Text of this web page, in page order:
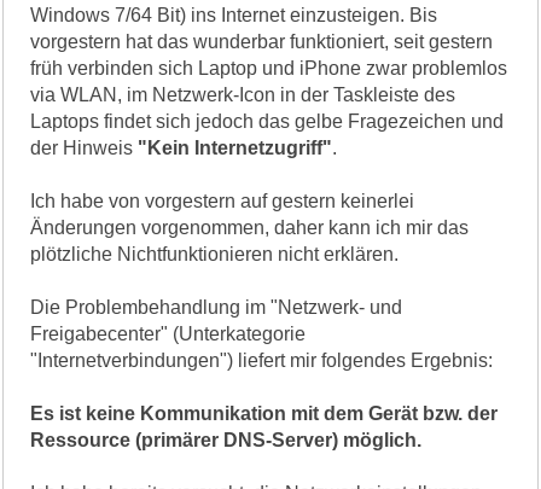
Windows 7/64 Bit) ins Internet einzusteigen. Bis
vorgestern hat das wunderbar funktioniert, seit gestern
früh verbinden sich Laptop und iPhone zwar problemlos
via WLAN, im Netzwerk-Icon in der Taskleiste des
Laptops findet sich jedoch das gelbe Fragezeichen und
der Hinweis "Kein Internetzugriff".
Ich habe von vorgestern auf gestern keinerlei
Änderungen vorgenommen, daher kann ich mir das
plötzliche Nichtfunktionieren nicht erklären.
Die Problembehandlung im "Netzwerk- und
Freigabecenter" (Unterkategorie
"Internetverbindungen") liefert mir folgendes Ergebnis:
Es ist keine Kommunikation mit dem Gerät bzw. der
Ressource (primärer DNS-Server) möglich.